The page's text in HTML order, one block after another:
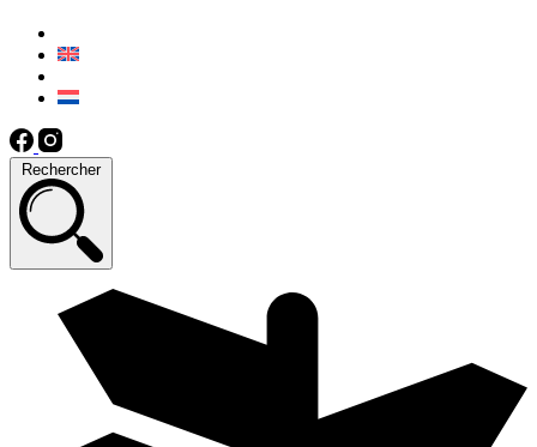
Rechercher